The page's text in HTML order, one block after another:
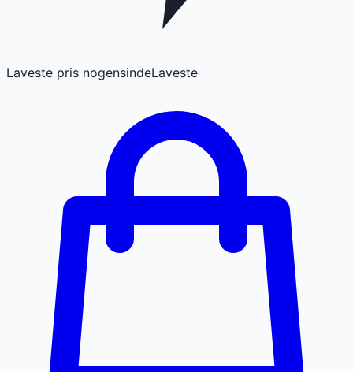
Laveste pris nogensindeLaveste